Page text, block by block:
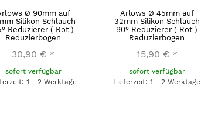
Ø 90mm auf
Silikon Schlauch
Reduzierer ( Rot )
Reduzierbogen
30,90 € *
sofort verfügbar
1 - 2 Werktage
Arlows Ø 45mm auf
32mm Silikon Schlauch
90° Reduzierer ( Rot )
Reduzierbogen
15,90 € *
sofort verfügbar
Lieferzeit: 1 - 2 Werktage